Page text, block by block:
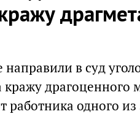
в суд
драгоценного
работника одного